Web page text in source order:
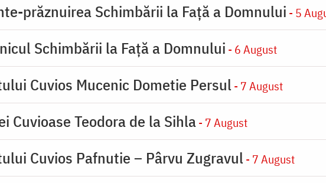
prăznuirea Schimbării la Faţă a Domnului - 5
Schimbării la Faţă a Domnului - 6 August
Cuvios Mucenic Dometie Persul - 7 August
Cuvioase Teodora de la Sihla- 7 August
Cuvios Pafnutie – Pârvu Zugravul - 7 August